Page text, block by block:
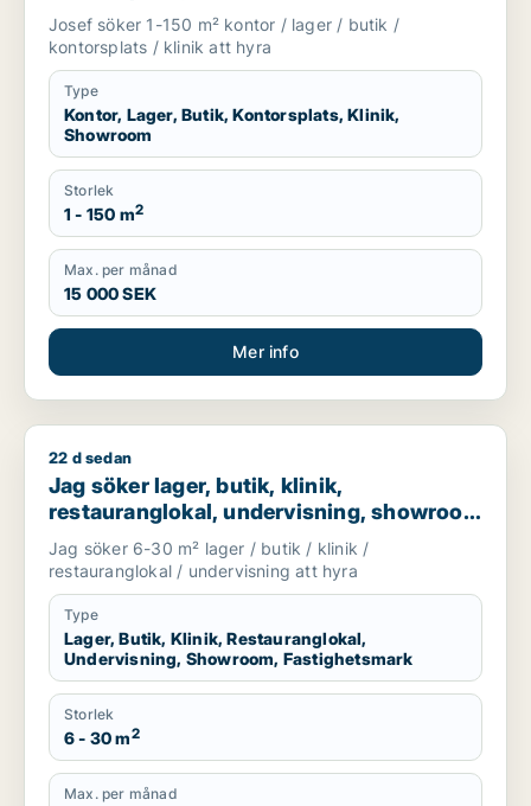
uthyrning i Göteborg
Josef söker 1-150 m² kontor / lager / butik /
kontorsplats / klinik att hyra
Type
Kontor, Lager, Butik, Kontorsplats, Klinik,
Showroom
Storlek
1 - 150 m2
Max. per månad
15 000 SEK
Mer info
Jag söker lager, butik, klinik, restauranglokal,
22 d sedan
Jag söker lager, butik, klinik,
restauranglokal, undervisning, showroom
eller fastighetsmark för uthyrning i
Lundby, Göteborg eller Askim-Frölunda-
Högsbo m.fl.
Jag söker 6-30 m² lager / butik / klinik /
restauranglokal / undervisning att hyra
Type
Lager, Butik, Klinik, Restauranglokal,
Undervisning, Showroom, Fastighetsmark
Storlek
6 - 30 m2
Max. per månad